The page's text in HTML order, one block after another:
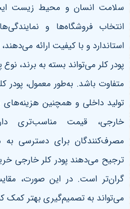
سلامت انسان و محیط زیست
انتخاب فروشگاه‌ها و
استاندارد و با کیفیت ارائه
پودر کلر می‌تواند بسته به برند، نوع
متفاوت باشد. به‌طور معمول، پودر
تولید داخلی و همچنین هزینه‌های
خارجی، قیمت مناسب‌تری
مصرف‌کنندگان برای دسترسی به
ترجیح می‌دهند پودر کلر خارجی
گران‌تر است. در این صورت،
می‌تواند به تصمیم‌گیری بهتر کمک